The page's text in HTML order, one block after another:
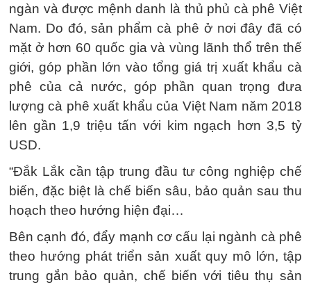
ngàn và được mệnh danh là thủ phủ cà phê Việt
Nam. Do đó, sản phẩm cà phê ở nơi đây đã có
mặt ở hơn 60 quốc gia và vùng lãnh thổ trên thế
giới, góp phần lớn vào tổng giá trị xuất khẩu cà
phê của cả nước, góp phần quan trọng đưa
lượng cà phê xuất khẩu của Việt Nam năm 2018
lên gần 1,9 triệu tấn với kim ngạch hơn 3,5 tỷ
USD.
“Đắk Lắk cần tập trung đầu tư công nghiệp chế
biến, đặc biệt là chế biến sâu, bảo quản sau thu
hoạch theo hướng hiện đại…
Bên cạnh đó, đẩy mạnh cơ cấu lại ngành cà phê
theo hướng phát triển sản xuất quy mô lớn, tập
trung gắn bảo quản, chế biến với tiêu thụ sản